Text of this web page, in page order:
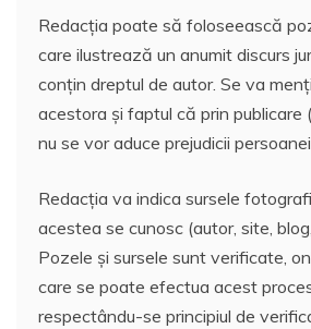
Redacția poate să foloseească
care ilustrează un anumit discurs
conțin dreptul de autor. Se va
acestora și faptul că prin publicare
nu se vor aduce prejudicii
Redacția va indica sursele
acestea se cunosc (autor, site,
Pozele și sursele sunt verificate,
care se poate efectua acest
respectându-se principiul de